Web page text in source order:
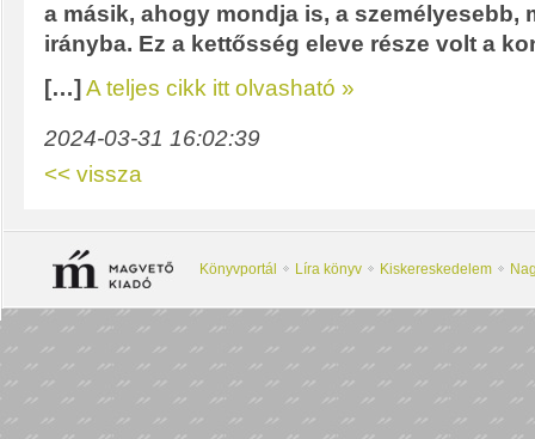
a másik, ahogy mondja is, a személyesebb,
irányba. Ez a kettősség eleve része volt a
[…] A teljes cikk itt olvasható »
2024-03-31 16:02:39
<< vissza
Könyvportál Líra könyv Kiskereskedelem